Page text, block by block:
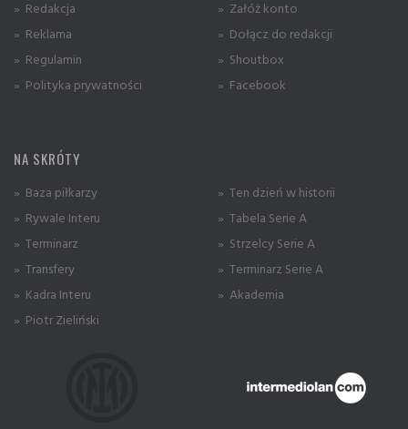
» Redakcja
» Reklama
» Regulamin
» Polityka prywatności
» Załóż konto
» Dołącz do redakcji
» Shoutbox
» Facebook
NA SKRÓTY
» Baza piłkarzy
» Rywale Interu
» Terminarz
» Transfery
» Kadra Interu
» Piotr Zieliński
» Ten dzień w historii
» Tabela Serie A
» Strzelcy Serie A
» Terminarz Serie A
» Akademia